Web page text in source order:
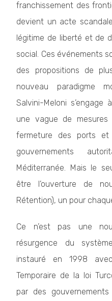
franchissement des
devient un acte
légitime de liberté et de
social. Ces événements
des propositions de
nouveau paradigme
Salvini-Meloni
une vague de mesures
fermeture des ports
gouvernements
Méditerranée. Mais le
être l’ouverture de
Rétention), un pour
Ce n’est pas une
résurgence du
instauré en 1998
Temporaire de la loi
par des